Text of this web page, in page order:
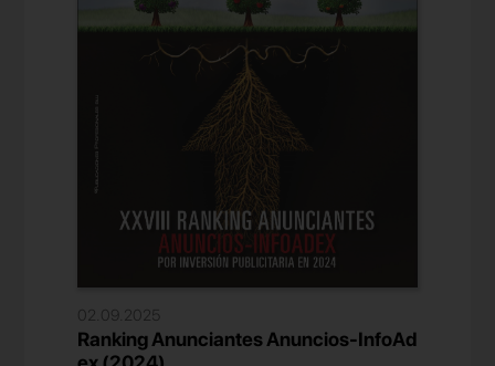
02.09.2025
Ranking Anunciantes Anuncios-InfoAd